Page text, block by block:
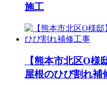
施工
【熊本市北区O様
屋根のひび割れ補